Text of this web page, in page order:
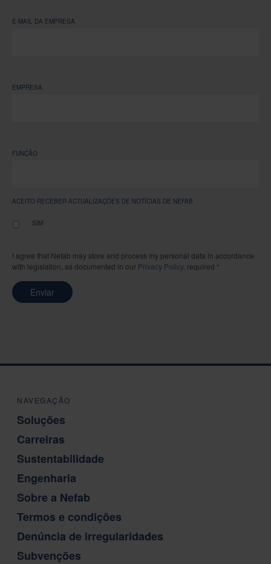
E-MAIL DA EMPRESA
EMPRESA
FUNÇÃO
ACEITO RECEBER ACTUALIZAÇÕES DE NOTÍCIAS DE NEFAB
SIM
I agree that Nefab may store and process my personal data in accordance
with legislation, as documented in our Privacy Policy. required *
Enviar
NAVEGAÇÃO
Soluções
Carreiras
Sustentabilidade
Engenharia
Sobre a Nefab
Termos e condições
Denúncia de irregularidades
Subvenções